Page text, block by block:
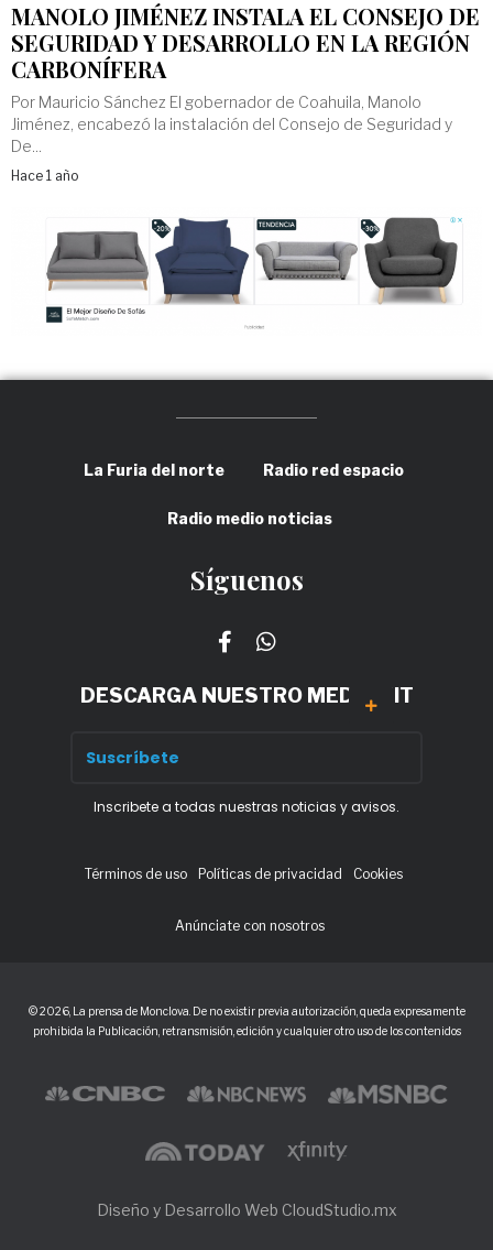
MANOLO JIMÉNEZ INSTALA EL CONSEJO DE
SEGURIDAD Y DESARROLLO EN LA REGIÓN
CARBONÍFERA
Por Mauricio Sánchez El gobernador de Coahuila, Manolo
Jiménez, encabezó la instalación del Consejo de Seguridad y
De...
Hace 1 año
La Furia del norte Radio red espacio
Radio medio noticias
Síguenos
DESCARGA NUESTRO MEDIA KIT
Inscribete a todas nuestras noticias y avisos.
Términos de uso Políticas de privacidad Cookies
Anúnciate con nosotros
© 2026, La prensa de Monclova. De no existir previa autorización, queda expresamente
prohibida la Publicación, retransmisión, edición y cualquier otro uso de los contenidos
Diseño y Desarrollo Web CloudStudio.mx